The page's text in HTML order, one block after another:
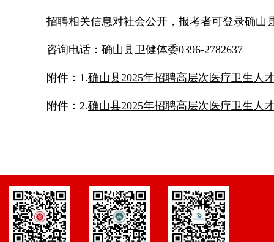
招聘相关信息对社会公开，报考者可登录确山
咨询电话：确山县卫健体委0396-2782637
附件：1.确山县2025年招聘高层次医疗卫生人
附件： 2.确山县2025年招聘高层次医疗卫生人